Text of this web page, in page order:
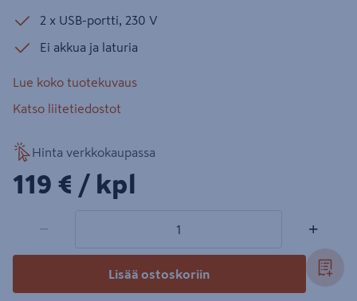
2 x USB-portti, 230 V
Ei akkua ja laturia
Lue koko tuotekuvaus
Katso liitetiedostot
Hinta verkkokaupassa
119€/kpl
119 € / kpl
− +
Lisää ostoskoriin